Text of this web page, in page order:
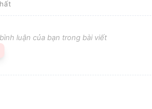
luận của bạn trong bài viết